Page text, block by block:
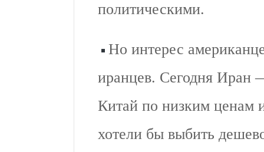
политическими.
Но интерес
иранцев. Сегодня Иран
Китай по низким ценам
хотели бы выбить